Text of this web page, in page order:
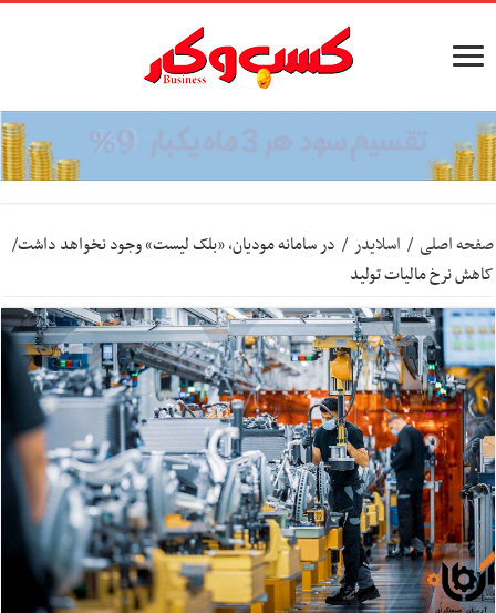
صفحه اصلی / اسلایدر / در سامانه مودیان، «بلک لیست» وجود نخواهد داشت/
کاهش نرخ مالیات تولید